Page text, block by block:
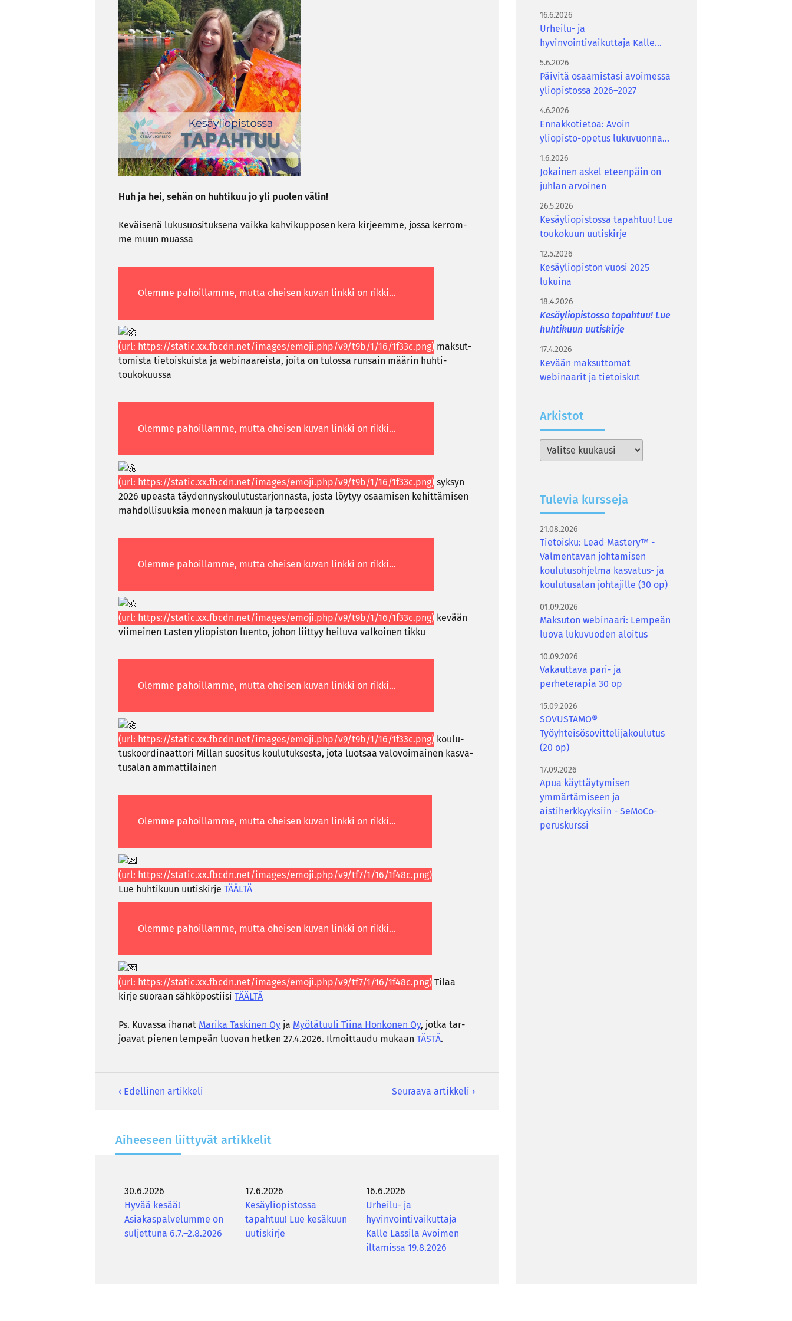
Huh ja hei, sehän on huh­ti­kuu jo yli puo­len välin!
Ke­väi­se­nä lu­kusuo­si­tuk­se­na vaik­ka kah­vi­kup­po­sen kera kir­jeem­me, jossa ker­rom­
me muun muas­sa
mak­sut­
to­mis­ta tie­tois­kuis­ta ja webinaareista, joita on tu­los­sa run­sain mää­rin huhti-​
toukokuussa
syk­syn
2026 upeas­ta täy­den­nys­kou­lu­tus­tar­jon­nas­ta, josta löy­tyy osaa­mi­sen ke­hit­tä­mi­sen
mah­dol­li­suuk­sia mo­neen ma­kuun ja tar­pee­seen
ke­vään
vii­mei­nen Las­ten yli­opis­ton luen­to, johon liit­tyy hei­lu­va val­koi­nen tikku
kou­lu­
tus­koor­di­naat­to­ri Mil­lan suo­si­tus kou­lu­tuk­ses­ta, jota luot­saa va­lo­voi­mai­nen kas­va­
tusa­lan am­mat­ti­lai­nen
Lue huh­ti­kuun uu­tis­kir­jeTÄÄL­TÄ
Tilaa
kirje suo­raan säh­kö­pos­tii­siTÄÄL­TÄ
Ps. Ku­vas­sa iha­nat Ma­ri­ka Tas­ki­nen Oy ja Myö­tä­tuu­li Tiina Hon­ko­nen Oy, jotka tar­
joa­vat pie­nen lem­peän luo­van het­ken 27.4.2026. Il­moit­tau­du mu­kaanTÄSTÄ.
‹ Edellinen artikkeli Seuraava artikkeli ›
Ai­hee­seen liit­ty­vät ar­tik­ke­lit
30.6.2026
Hyvää kesää!
Asiakaspalvelumme on
suljettuna 6.7.–2.8.2026
17.6.2026
Kesäyliopistossa
tapahtuu! Lue kesäkuun
uutiskirje
16.6.2026
Urheilu- ja
hyvinvointivaikuttaja
Kalle Lassila Avoimen
iltamissa 19.8.2026
16.6.2026
Urheilu- ja
hyvinvointivaikuttaja Kalle
Lassila Avoimen iltamissa
19.8.2026
5.6.2026
Päivitä osaamistasi avoimessa
yliopistossa 2026–2027
4.6.2026
Ennakkotietoa: Avoin
yliopisto-opetus lukuvuonna
2026–2027
1.6.2026
Jokainen askel eteenpäin on
juhlan arvoinen
26.5.2026
Kesäyliopistossa tapahtuu! Lue
toukokuun uutiskirje
12.5.2026
Kesäyliopiston vuosi 2025
lukuina
18.4.2026
Kesäyliopistossa tapahtuu! Lue
huhtikuun uutiskirje
17.4.2026
Kevään maksuttomat
webinaarit ja tietoiskut
Ar­kis­tot
Arkistot
Tu­le­via kurs­se­ja
21.08.2026
Tietoisku: Lead Mastery™ -
Valmentavan johtamisen
koulutusohjelma kasvatus- ja
koulutusalan johtajille (30 op)
01.09.2026
Maksuton webinaari: Lempeän
luova lukuvuoden aloitus
10.09.2026
Vakauttava pari- ja
perheterapia 30 op
15.09.2026
SOVUSTAMO®
Työyhteisösovittelijakoulutus
(20 op)
17.09.2026
Apua käyttäytymisen
ymmärtämiseen ja
aistiherkkyyksiin - SeMoCo-
peruskurssi